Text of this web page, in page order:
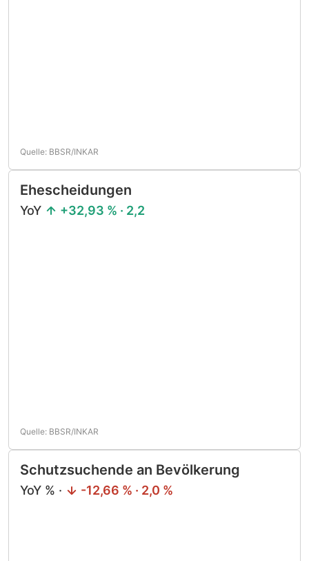
Quelle: BBSR/INKAR
Ehescheidungen
YoY +32,93 % · 2,2
Quelle: BBSR/INKAR
Schutzsuchende an Bevölkerung
YoY % · -12,66 % · 2,0 %